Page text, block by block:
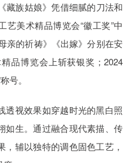
藏族姑娘》凭借细腻的刀法和
艺美术精品博览会“徽工奖”中
亲的祈祷》《出嫁》分别在安
品博览会上斩获银奖；2024
号。
透视效果如穿越时光的黑白照
如生。通过融合现代素描、传
辅以独特的调色固色工艺，